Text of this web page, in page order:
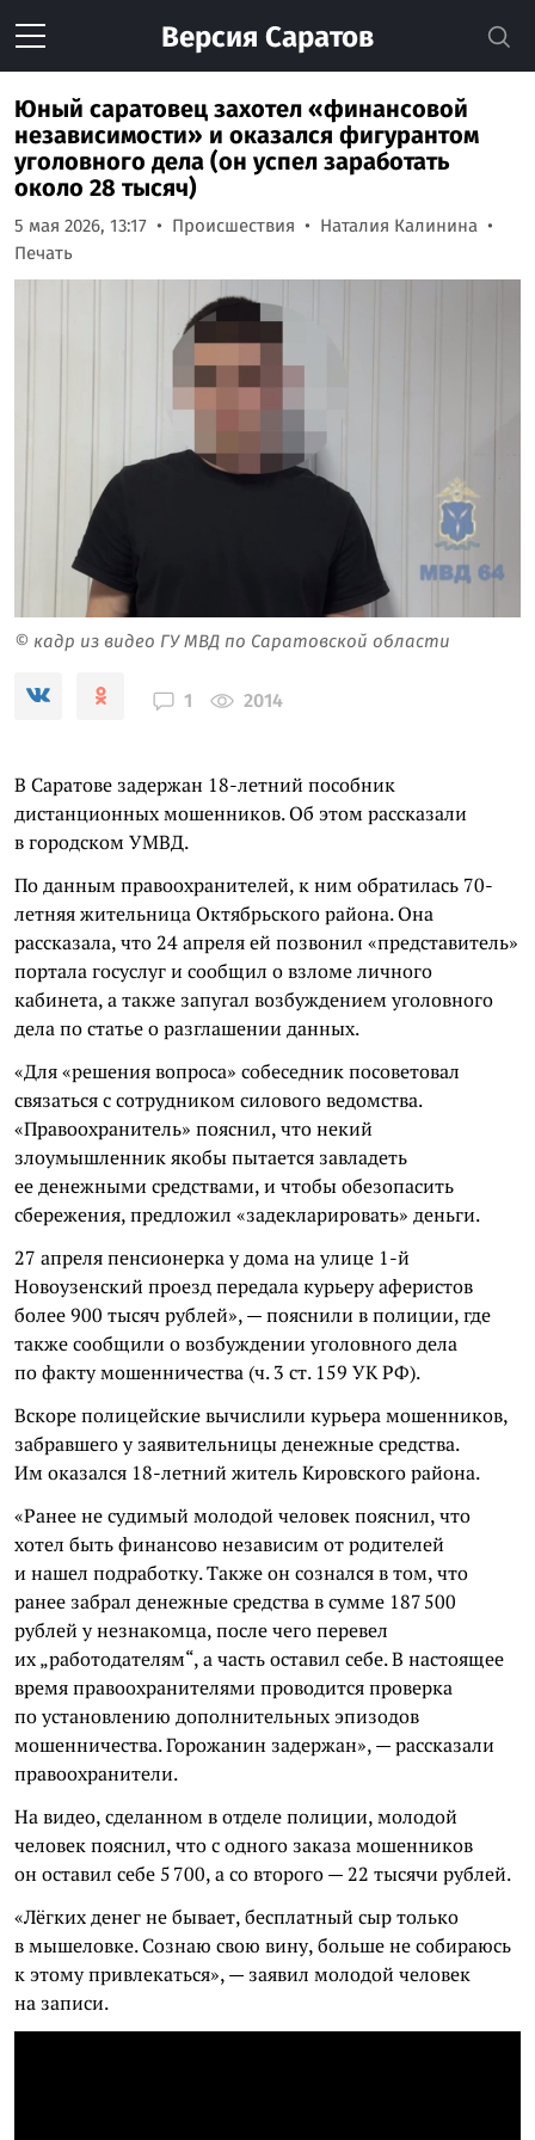
Версия Саратов
Юный саратовец захотел «финансовой
независимости» и оказался фигурантом
уголовного дела (он успел заработать
около 28 тысяч)
5 мая 2026, 13:17 Происшествия
Наталия Калинина
Печать
© кадр из видео ГУ МВД по Саратовской области
1 2014
В Саратове задержан 18-летний пособник
дистанционных мошенников. Об этом рассказали
в городском УМВД.
По данным правоохранителей, к ним обратилась 70-
летняя жительница Октябрьского района. Она
рассказала, что 24 апреля ей позвонил «представитель»
портала госуслуг и сообщил о взломе личного
кабинета, а также запугал возбуждением уголовного
дела по статье о разглашении данных.
«Для «решения вопроса» собеседник посоветовал
связаться с сотрудником силового ведомства.
«Правоохранитель» пояснил, что некий
злоумышленник якобы пытается завладеть
ее денежными средствами, и чтобы обезопасить
сбережения, предложил «задекларировать» деньги.
27 апреля пенсионерка у дома на улице 1-й
Новоузенский проезд передала курьеру аферистов
более 900 тысяч рублей», — пояснили в полиции, где
также сообщили о возбуждении уголовного дела
по факту мошенничества (ч. 3 ст. 159 УК РФ).
Вскоре полицейские вычислили курьера мошенников,
забравшего у заявительницы денежные средства.
Им оказался 18-летний житель Кировского района.
«Ранее не судимый молодой человек пояснил, что
хотел быть финансово независим от родителей
и нашел подработку. Также он сознался в том, что
ранее забрал денежные средства в сумме 187 500
рублей у незнакомца, после чего перевел
их „работодателям“, а часть оставил себе. В настоящее
время правоохранителями проводится проверка
по установлению дополнительных эпизодов
мошенничества. Горожанин задержан», — рассказали
правоохранители.
На видео, сделанном в отделе полиции, молодой
человек пояснил, что с одного заказа мошенников
он оставил себе 5 700, а со второго — 22 тысячи рублей.
«Лёгких денег не бывает, бесплатный сыр только
в мышеловке. Сознаю свою вину, больше не собираюсь
к этому привлекаться», — заявил молодой человек
на записи.